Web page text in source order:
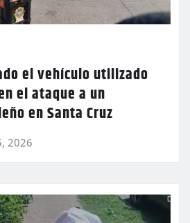
el vehículo utilizado
el ataque a un
en Santa Cruz
2026